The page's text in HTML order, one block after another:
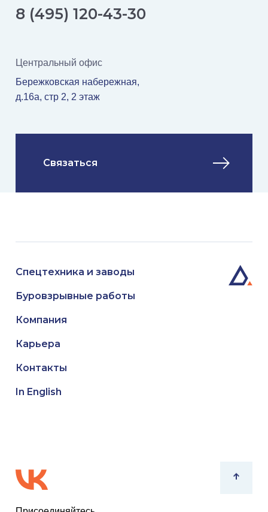
Центральный офис
Бережковская набережная,
д.16а, стр 2, 2 этаж
8 (495) 120-43-30
Связаться
Спецтехника и заводы
Буровзрывные работы
Компания
Карьера
Контакты
In English